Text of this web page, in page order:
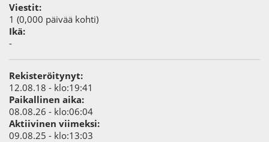
Viestit:
1 (0,000 päivää kohti)
Ikä:
-
Rekisteröitynyt:
12.08.18 - klo:19:41
Paikallinen aika:
08.08.26 - klo:06:04
Aktiivinen viimeksi:
09.08.25 - klo:13:03